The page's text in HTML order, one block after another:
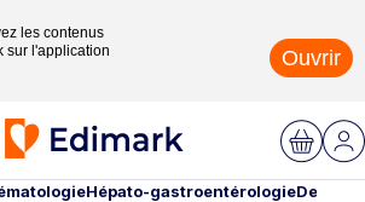
les contenus
sur l'application
Ouvrir
Hépato-gastroentérologie